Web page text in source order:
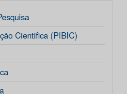
Cientifica (PIBIC)